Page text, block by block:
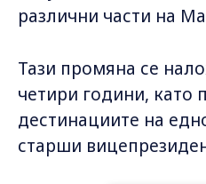
различни части на
Тази промяна се
четири години, като
дестинациите на
старши